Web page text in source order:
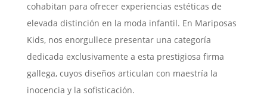
cohabitan para ofrecer experiencias estéticas de
elevada distinción en la moda infantil. En Mariposas
Kids, nos enorgullece presentar una categoría
dedicada exclusivamente a esta prestigiosa firma
gallega, cuyos diseños articulan con maestría la
inocencia y la sofisticación.